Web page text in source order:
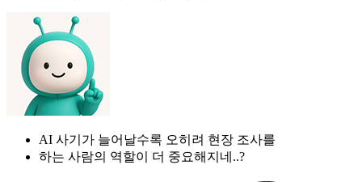
AI 사기가 늘어날수록 오히려 현장 조사를
하는 사람의 역할이 더 중요해지네..?